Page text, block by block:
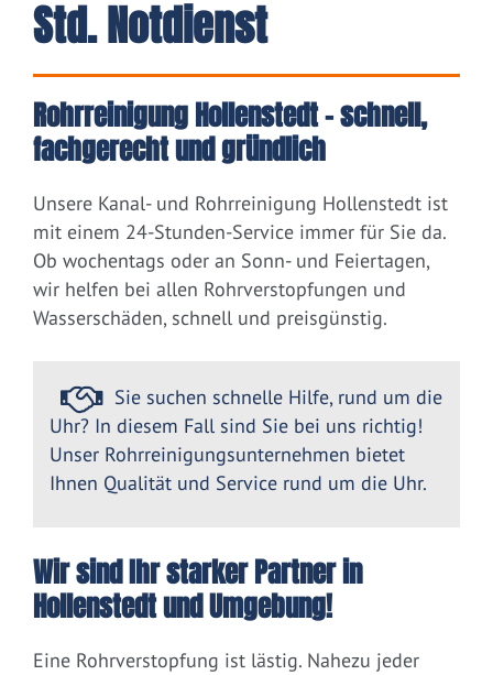
Std. Notdienst
Rohrreinigung Hollenstedt – schnell,
fachgerecht und gründlich
Unsere Kanal- und Rohrreinigung Hollenstedt ist
mit einem 24-Stunden-Service immer für Sie da.
Ob wochentags oder an Sonn- und Feiertagen,
wir helfen bei allen Rohrverstopfungen und
Wasserschäden, schnell und preisgünstig.
Sie suchen schnelle Hilfe, rund um die
Uhr? In diesem Fall sind Sie bei uns richtig!
Unser Rohrreinigungsunternehmen bietet
Ihnen Qualität und Service rund um die Uhr.
Wir sind Ihr starker Partner in
Hollenstedt und Umgebung!
Eine Rohrverstopfung ist lästig. Nahezu jeder